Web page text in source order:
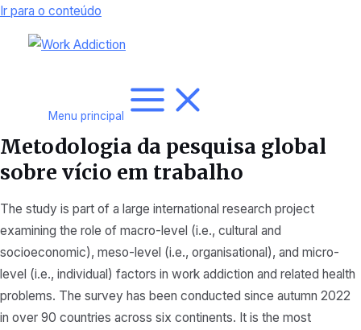
Ir para o conteúdo
Menu principal
Metodologia da pesquisa global
sobre vício em trabalho
The study is part of a large international research project
examining the role of macro-level (i.e., cultural and
socioeconomic), meso-level (i.e., organisational), and micro-
level (i.e., individual) factors in work addiction and related health
problems. The survey has been conducted since autumn 2022
in over 90 countries across six continents. It is the most